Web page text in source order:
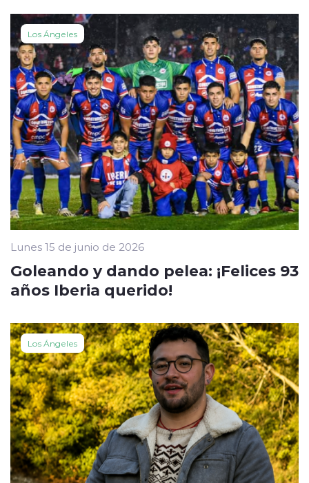
Los Ángeles
Lunes 15 de junio de 2026
Goleando y dando pelea: ¡Felices 93
años Iberia querido!
Los Ángeles